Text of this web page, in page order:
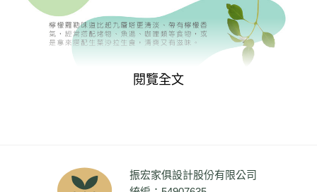
閱覽全文
振宏家俱設計股份有限公司